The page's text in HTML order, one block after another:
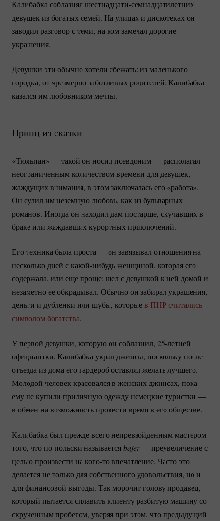
Калибабка соблазнял шестнадцати-семнадцатилетних
девушек из богатых семей. На улицах и дискотеках он
заводил разговор с теми, на ком замечал дорогие
украшения.
Девушки эти обычно хотели сбежать: из маленького
городка, от чрезмерно заботливых родителей. Калибабка
казался им любовником мечты.
Принц из сказки
«Тюльпан» — такой он носил псевдоним — располагал
неограниченным количеством времени для девушек,
жаждущих внимания, в этом заключалась его «работа».
Он сулил им неземную любовь, как из бульварных
романов. Иногда он находил дам постарше, скучавших в
браке или жаждавших курортных приключений.
Его техника была проста — он завязывал отношения на
несколько дней скакой-нибудьженщиной, которая его
содержала, или еще проще: шел с девушкой к ней домой и
незаметно ее обкрадывал. Обычно он забирал украшения,
деньги и дубленки или шубы, которые в ПНР считались
символом богатства.
У первой девушки, которую он соблазнил, 25-летней
официантки, Калибабка украл джинсы, поскольку после
отъезда из дома его гардероб оставлял желать лучшего.
Молодой человек красовался в женских джинсах, пока
ему не купили приличную одежду немецкие туристки —
в обмен на возможность провести время в его обществе.
Калибабка был прежде всего непревзойденным мастером
того, чтопо-польски называетсяbajer— преувеличение с
целью произвести накого-товпечатление. Часто это
делается не только для собственного удовольствия, но и
для финансовой выгоды. Так морочит голову продавец,
который пытается сплавить клиенту разбитую машину со
скрученным пробегом, уверяя при этом, что предыдущий